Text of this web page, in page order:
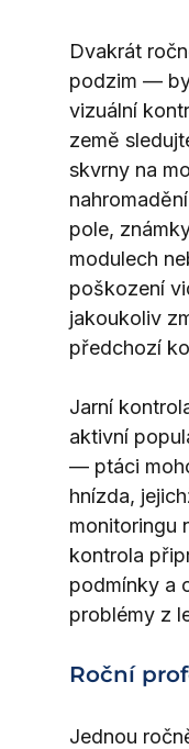
Dvakrát
podzim —
vizuální
země
skvrny na
pole,
modulech
poškození
jakoukoliv
předchozí
Jarní
aktivní
— ptáci
hnízda,
monitoringu
kontrola
podmínky a
problémy z
Roční
Jednou